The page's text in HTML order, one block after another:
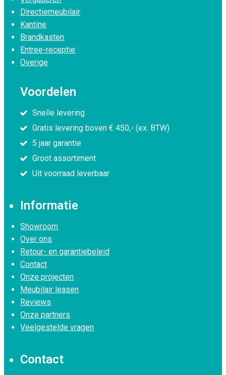
Directiemeubilair
Kantine
Brandkasten
Entree-receptie
Overige
Voordelen
Snelle levering
Gratis levering boven € 450,- (ex. BTW)
5 jaar garantie
Groot assortiment
Uit voorraad leverbaar
Informatie
Showroom
Over ons
Retour- en garantiebeleid
Contact
Onze projecten
Meubilair leasen
Reviews
Onze partners
Veelgestelde vragen
Contact